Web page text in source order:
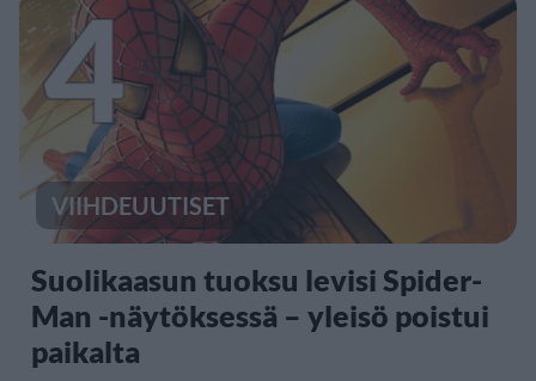
4
VIIHDEUUTISET
Suolikaasun tuoksu levisi Spider-
Man -näytöksessä – yleisö poistui
paikalta